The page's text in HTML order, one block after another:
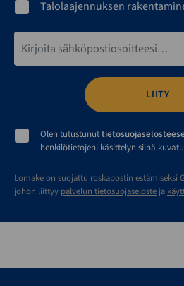
Talolaajennuksen
Olen tutustunut
henkilötietojeni käsittelyn siinä
Lomake on suojattu roskapostin estämiseksi
johon liittyy palvelun tietosuojaseloste ja